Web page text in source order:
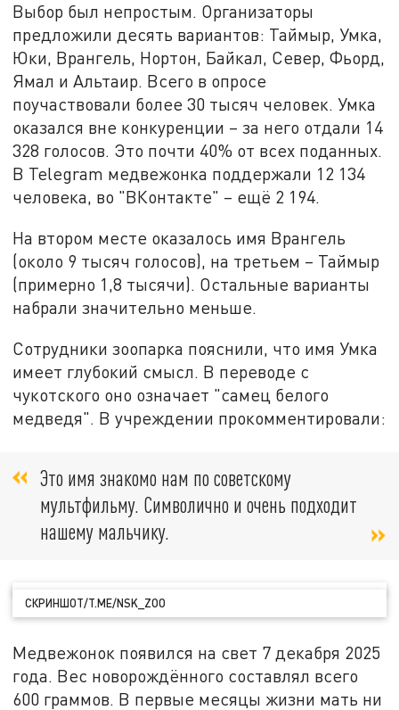
Выбор был непростым. Организаторы
предложили десять вариантов: Таймыр, Умка,
Юки, Врангель, Нортон, Байкал, Север, Фьорд,
Ямал и Альтаир. Всего в опросе
поучаствовали более 30 тысяч человек. Умка
оказался вне конкуренции – за него отдали 14
328 голосов. Это почти 40% от всех поданных.
В Telegram медвежонка поддержали 12 134
человека, во "ВКонтакте" – ещё 2 194.
На втором месте оказалось имя Врангель
(около 9 тысяч голосов), на третьем – Таймыр
(примерно 1,8 тысячи). Остальные варианты
набрали значительно меньше.
Сотрудники зоопарка пояснили, что имя Умка
имеет глубокий смысл. В переводе с
чукотского оно означает "самец белого
медведя". В учреждении прокомментировали:
Это имя знакомо нам по советскому
мультфильму. Символично и очень подходит
нашему мальчику.
СКРИНШОТ/T.ME/NSK_ZOO
Медвежонок появился на свет 7 декабря 2025
года. Вес новорождённого составлял всего
600 граммов. В первые месяцы жизни мать ни